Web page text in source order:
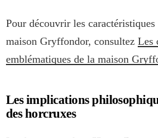
Pour découvrir les
maison Gryffondor, consultez Les
emblématiques de la maison
Les implications
des horcruxes